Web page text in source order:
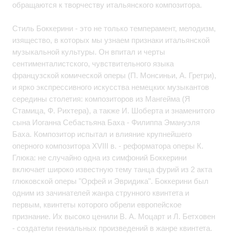
обращаются к творчеству итальянского композитора.
Стиль Боккерини - это не только темперамент, мелодизм,
изящество, в которых мы узнаем признаки итальянской
музыкальной культуры. Он впитал и черты
сентименталистского, чувствительного языка
французской комической оперы (П. Монсиньи, А. Гретри),
и ярко экспрессивного искусства немецких музыкантов
середины столетия: композиторов из Мангейма (Я
Стамица, Ф. Рихтера), а также И. Шоберта и знаменитого
сына Иоганна Себастьяна Баха - Филиппа Эмануэля
Баха. Композитор испытал и влияние крупнейшего
оперного композитора XVIII в. - реформатора оперы К.
Глюка: не случайно одна из симфоний Боккерини
включает широко известную тему танца фурий из 2 акта
глюковской оперы "Орфей и Эвридика". Боккерини был
одним из зачинателей жанра струнного квинтета и
первым, квинтеты которого обрели европейское
признание. Их высоко ценили В. А. Моцарт и Л. Бетховен
- создатели гениальных произведений в жанре квинтета.